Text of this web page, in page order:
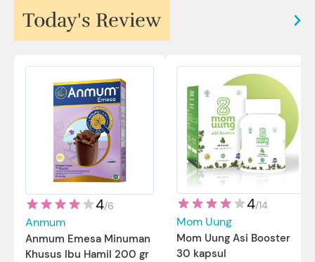
Today's Review
4/6
Anmum
Anmum Emesa Minuman
Khusus Ibu Hamil 200 gr
4/14
Mom Uung
Mom Uung Asi Booster
30 kapsul